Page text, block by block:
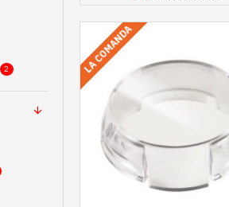
2 LA COMANDA